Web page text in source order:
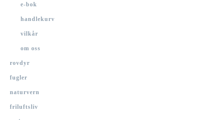
e-bok
handlekurv
vilkår
om oss
rovdyr
fugler
naturvern
friluftsliv